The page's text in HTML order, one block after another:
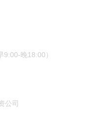
晚18:00）
公司